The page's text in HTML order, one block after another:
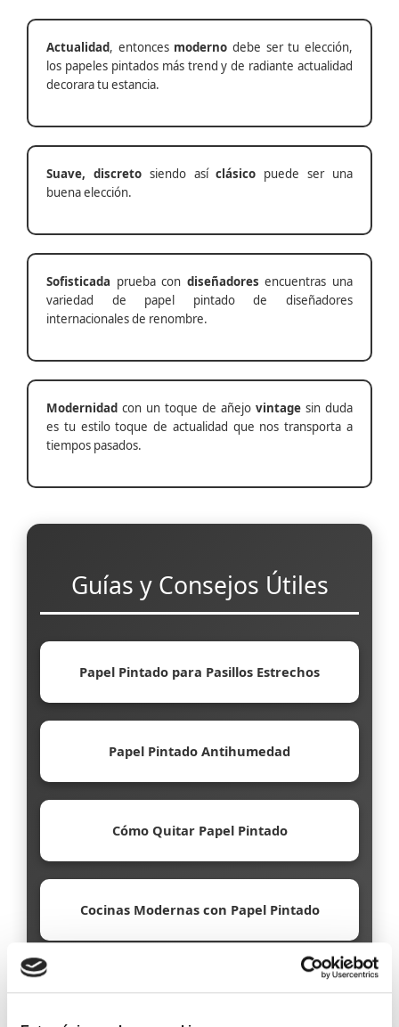
Actualidad, entonces moderno debe ser tu elección,
los papeles pintados más trend y de radiante actualidad
decorara tu estancia.
Suave, discretosiendo asíclásico puede ser una
buena elección.
Sofisticada prueba con diseñadores encuentras una
variedad de papel pintado de diseñadores
internacionales de renombre.
Modernidad con un toque de añejo vintage sin duda
es tu estilo toque de actualidad que nos transporta a
tiempos pasados.
Guías y Consejos Útiles
Papel Pintado para Pasillos Estrechos
Papel Pintado Antihumedad
Cómo Quitar Papel Pintado
Cocinas Modernas con Papel Pintado
Papel Pintado Ecológico